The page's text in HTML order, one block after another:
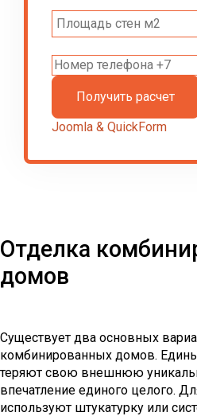
Joomla & QuickForm
Отделка
домов
Существует два основных
комбинированных домов.
теряют свою внешнюю
впечатление единого целого.
используют штукатурку или